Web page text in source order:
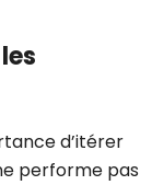
d’itérer
performe pas